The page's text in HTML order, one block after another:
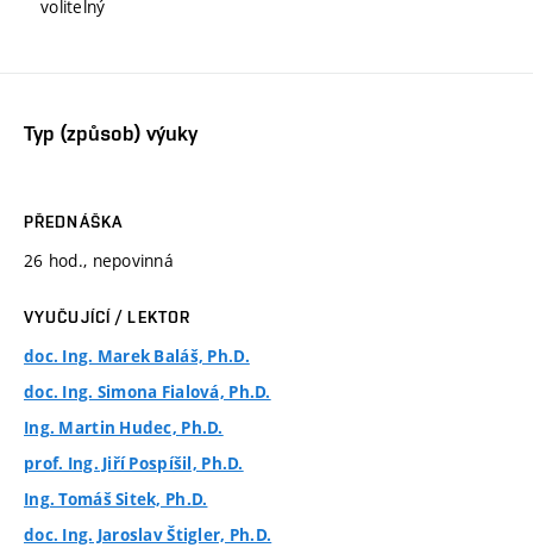
volitelný
Typ (způsob) výuky
PŘEDNÁŠKA
26 hod., nepovinná
VYUČUJÍCÍ / LEKTOR
doc. Ing. Marek Baláš, Ph.D.
doc. Ing. Simona Fialová, Ph.D.
Ing. Martin Hudec, Ph.D.
prof. Ing. Jiří Pospíšil, Ph.D.
Ing. Tomáš Sitek, Ph.D.
doc. Ing. Jaroslav Štigler, Ph.D.